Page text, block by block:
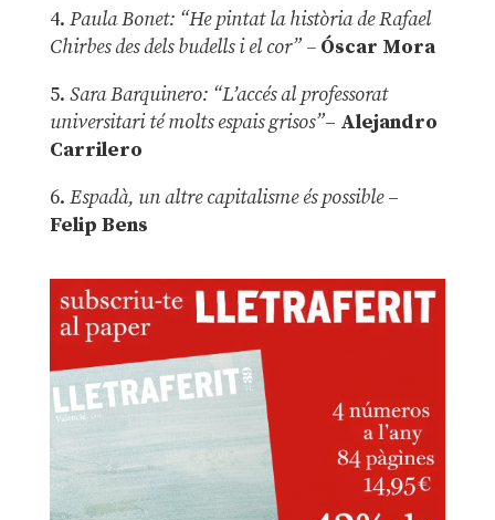
4. Paula Bonet: “He pintat la història de Rafael
Chirbes des dels budells i el cor” –Óscar Mora
5. Sara Barquinero: “L’accés al professorat
universitari té molts espais grisos”– Alejandro
Carrilero
6. Espadà, un altre capitalisme és possible –
Felip Bens